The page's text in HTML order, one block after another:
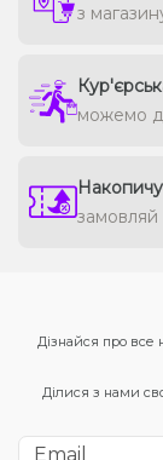
з
можемо
Дізнайся про все
Ділися з нами